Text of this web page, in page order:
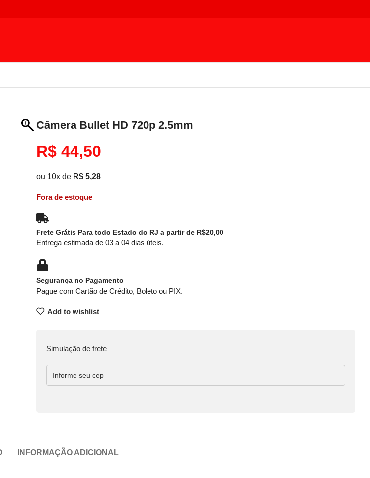
Câmera Bullet HD 720p 2.5mm
R$ 44,50
ou 10x de R$ 5,28
Fora de estoque
Frete Grátis Para todo Estado do RJ a partir de R$20,00
Entrega estimada de 03 a 04 dias úteis.
Segurança no Pagamento
Pague com Cartão de Crédito, Boleto ou PIX.
Add to wishlist
Simulação de frete
INFORMAÇÃO ADICIONAL